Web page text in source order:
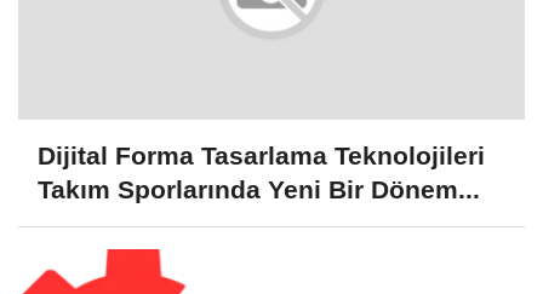
Dijital Forma Tasarlama Teknolojileri
Takım Sporlarında Yeni Bir Dönem...